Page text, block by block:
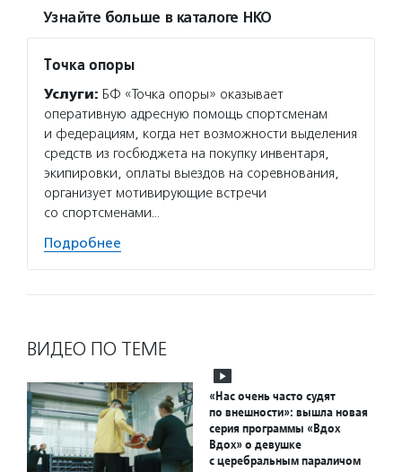
Узнайте больше в каталоге НКО
Точка опоры
Услуги: БФ «Точка опоры» оказывает
оперативную адресную помощь спортсменам
и федерациям, когда нет возможности выделения
средств из госбюджета на покупку инвентаря,
экипировки, оплаты выездов на соревнования,
организует мотивирующие встречи
со спортсменами…
Подробнее
ВИДЕО ПО ТЕМЕ
«Нас очень часто судят
по внешности»: вышла новая
серия программы «Вдох
Вдох» о девушке
с церебральным параличом